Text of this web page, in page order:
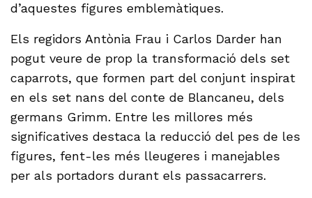
d’aquestes figures emblemàtiques.
Els regidors Antònia Frau i Carlos Darder han
pogut veure de prop la transformació dels set
caparrots, que formen part del conjunt inspirat
en els set nans del conte de Blancaneu, dels
germans Grimm. Entre les millores més
significatives destaca la reducció del pes de les
figures, fent-les més lleugeres i manejables
per als portadors durant els passacarrers.